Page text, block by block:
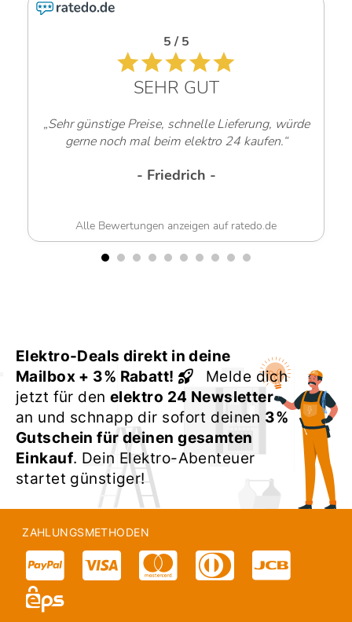
5 / 5
SEHR GUT
„Sehr günstige Preise, schnelle Lieferung, würde
gerne noch mal beim elektro 24 kaufen.“
- Friedrich -
Alle Bewertungen anzeigen auf ratedo.de
Elektro-Deals direkt in deine
Mailbox + 3% Rabatt!
Melde dich
jetzt für denelektro 24 Newsletter
an und schnapp dir sofort deinen 3%
Gutschein für deinen gesamten
Einkauf. Dein Elektro-Abenteuer
startet günstiger!
ZAHLUNGSMETHODEN